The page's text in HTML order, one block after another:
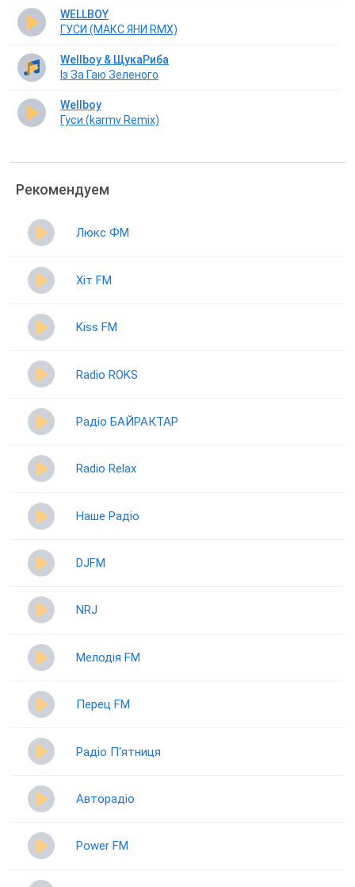
WELLBOY
ГУСИ (МАКС ЯНИ RMX)
Wellboy & ЩукаРиба
Із За Гаю Зеленого
Wellboy
Гуси (karmv Remix)
Рекомендуем
Люкс ФМ
Хіт FM
Kiss FM
Radio ROKS
Радіо БАЙРАКТАР
Radio Relax
Наше Радіо
DJFM
NRJ
Мелодія FM
Перец FM
Радіо П‘ятниця
Авторадіо
Power FM